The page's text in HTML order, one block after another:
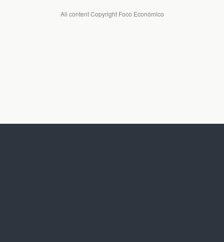
All content Copyright Foco Económico